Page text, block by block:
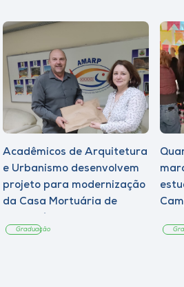
Acadêmicos de Arquitetura
e Urbanismo desenvolvem
projeto para modernização
da Casa Mortuária de
Graduação